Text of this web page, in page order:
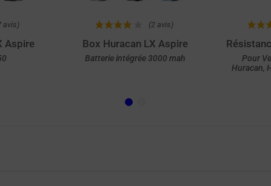
avis)
Aspire
(2 avis)
Box Huracan LX Aspire
Batterie intégrée 3000 mah
Pour
Huracan,